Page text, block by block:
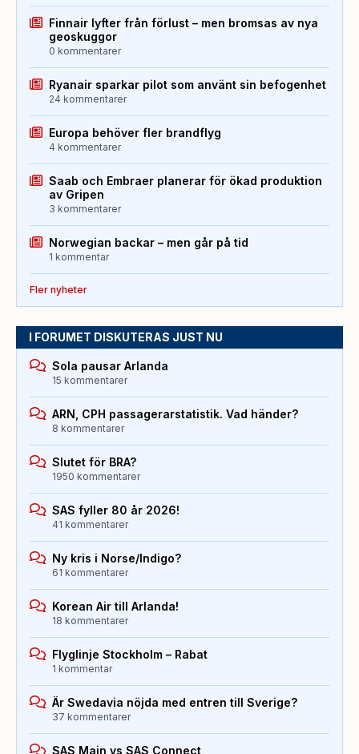
Finnair lyfter från förlust – men bromsas av nya
geoskuggor
0 kommentarer
Ryanair sparkar pilot som använt sin befogenhet
24 kommentarer
Europa behöver fler brandflyg
4 kommentarer
Saab och Embraer planerar för ökad produktion
av Gripen
3 kommentarer
Norwegian backar – men går på tid
1 kommentar
Fler nyheter
I FORUMET DISKUTERAS JUST NU
Sola pausar Arlanda
15 kommentarer
ARN, CPH passagerarstatistik. Vad händer?
8 kommentarer
Slutet för BRA?
1950 kommentarer
SAS fyller 80 år 2026!
41 kommentarer
Ny kris i Norse/Indigo?
61 kommentarer
Korean Air till Arlanda!
18 kommentarer
Flyglinje Stockholm – Rabat
1 kommentar
Är Swedavia nöjda med entren till Sverige?
37 kommentarer
SAS Main vs SAS Connect